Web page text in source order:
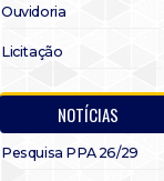
Ouvidoria
Licitação
NOTÍCIAS
Pesquisa PPA 26/29